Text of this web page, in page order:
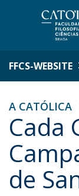
FFCS-WEBSITE
A CATÓLICA
Cada
de